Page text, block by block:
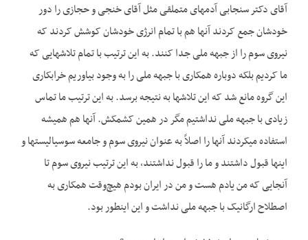
آقای دکتر سنجابی آدم­های متملقی مثل آقای خنجی و حجازی را دور
خودشان جمع کردند آنها هم با تمام انرژی خودشان کوشش کردند که
نیروی سوم را از جبهه ملی جدا کنند. به این ترتیب با تمام تلاش­هایی که
ما کردیم بلکه دوباره همکاری با جبهه ملی را به وجود بیاوریم خرابکاری
این گروه مانع شد که این تلاش­ها به نتیجه برسد. به این ترتیب ما تماس
زیادی با جبهه ملی نداشتیم مگر در همین کشمکش. آنها هم همیشه
استفاده می­کردند آنها را اصلاً به عنوان نیروی سوم و جامعه سوسیالیست­ها و
اینها قبول داشتند و ما را قبول نداشتند، به این ترتیب نیروی سوم تا
آنجایی که من یادم هست و من در ایران بودم هیچ‌وقت همکاری به
اصطلاح ارگانیک با جبهه ملی نداشت و این اینطور بود.